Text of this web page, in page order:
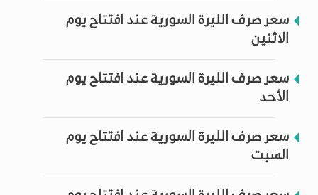
سعر صرف الليرة السورية عند افتتاح يوم
الاثنين
سعر صرف الليرة السورية عند افتتاح يوم
الأحد
سعر صرف الليرة السورية عند افتتاح يوم
السبت